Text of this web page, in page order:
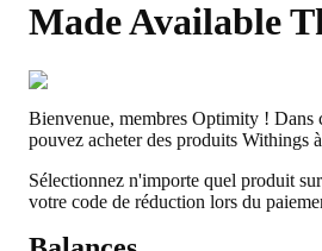
Made Available
Bienvenue, membres Optimity ! Dans
pouvez acheter des produits Withings
Sélectionnez n'importe quel produit
votre code de réduction lors du